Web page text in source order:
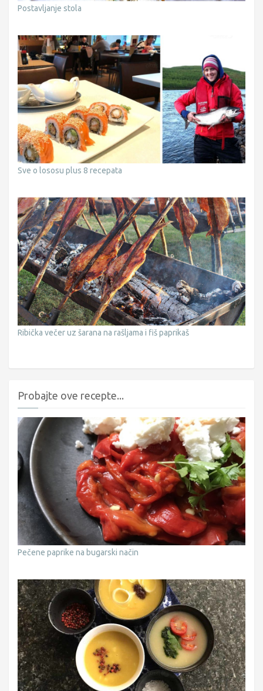
Postavljanje stola
Sve o lososu plus 8 recepata
Ribička večer uz šarana na rašljama i fiš paprikaš
Probajte ove recepte...
Pečene paprike na bugarski način